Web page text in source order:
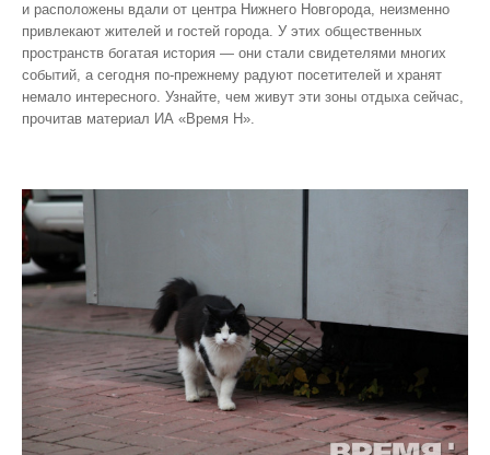
и расположены вдали от центра Нижнего Новгорода, неизменно
привлекают жителей и гостей города. У этих общественных
пространств богатая история — они стали свидетелями многих
событий, а сегодня по‑прежнему радуют посетителей и хранят
немало интересного. Узнайте, чем живут эти зоны отдыха сейчас,
прочитав материал ИА «Время Н».